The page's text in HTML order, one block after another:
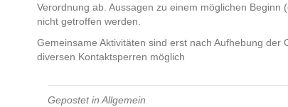
Verordnung ab. Aussagen zu einem möglichen
nicht getroffen werden.
Gemeinsame Aktivitäten sind erst nach Aufhebung
diversen Kontaktsperren möglich
Gepostet inAllgemein